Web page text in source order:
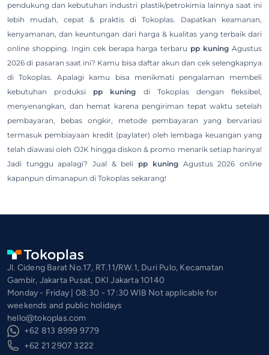
pendukung dan kebutuhan industri plastik/petrokimia lainnya saat ini
lebih mudah, cepat & praktis di Tokoplas. Dapatkan keamanan,
kenyamanan, dan keuntungan dari harga & kualitas yang terbaik dari
online shopping. Ingin cek berapa harga terbaru pp kuning Agustus
2026 di pasaran saat ini? Kamu bisa daftar akun dan cek selengkapnya
di Tokoplas. Apalagi kamu bisa menikmati pengalaman membeli
kebutuhan produksi pp kuning di Tokoplas dengan fleksibel,
menyenangkan, dan hemat karena pengiriman tepat waktu setelah
pembayaran, bebas ongkir, metode pembayaran yang bervariasi
termasuk pembiayaan kredit (paylater) oleh lembaga keuangan yang
telah diawasi oleh OJK hingga diskon & promo menarik setiap harinya!
Jadi tunggu apalagi? Jual & beli pp kuningAgustus 2026 online
kapanpun dimanapun di Tokoplas sekarang!
Jl. Cideng Barat No.17, RT.11/RW.1, Duri Pulo, Kecamatan
Gambir, Jakarta Pusat, DKI Jakarta 10140
Monday - Friday | 08:30 - 17:30 WIB Not applicable for
weekends and public holidays
hello@tokoplas.com
+62 813 8999 9779
+62 21 2907 3222